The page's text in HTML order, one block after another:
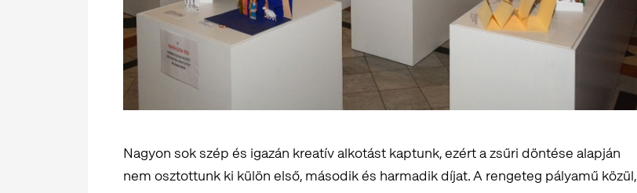
Nagyon sok szép és igazán kreatív alkotást kaptunk, ezért a zsűri döntése alapján
nem osztottunk ki külön első, második és harmadik díjat. A rengeteg pályamű közül,